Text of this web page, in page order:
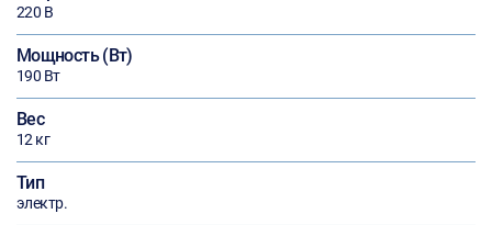
220 В
Мощность (Вт)
190 Вт
Вес
12 кг
Тип
электр.